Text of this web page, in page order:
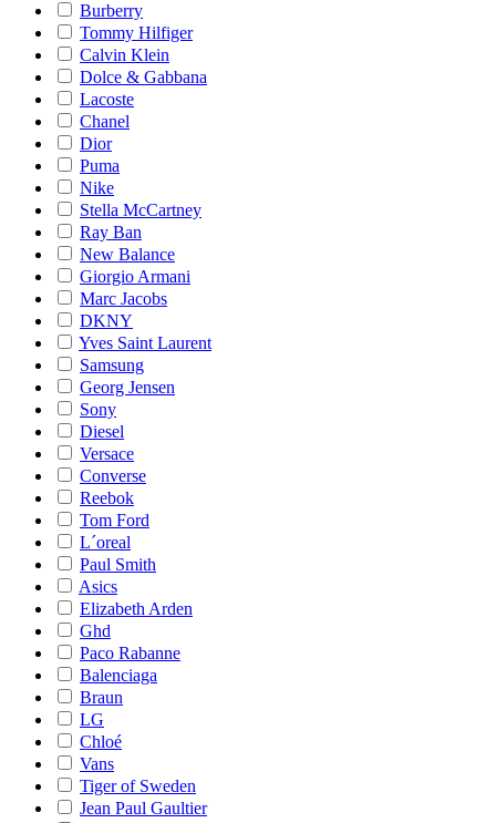
Burberry
Tommy Hilfiger
Calvin Klein
Dolce & Gabbana
Lacoste
Chanel
Dior
Puma
Nike
Stella McCartney
Ray Ban
New Balance
Giorgio Armani
Marc Jacobs
DKNY
Yves Saint Laurent
Samsung
Georg Jensen
Sony
Diesel
Versace
Converse
Reebok
Tom Ford
L´oreal
Paul Smith
Asics
Elizabeth Arden
Ghd
Paco Rabanne
Balenciaga
Braun
LG
Chloé
Vans
Tiger of Sweden
Jean Paul Gaultier